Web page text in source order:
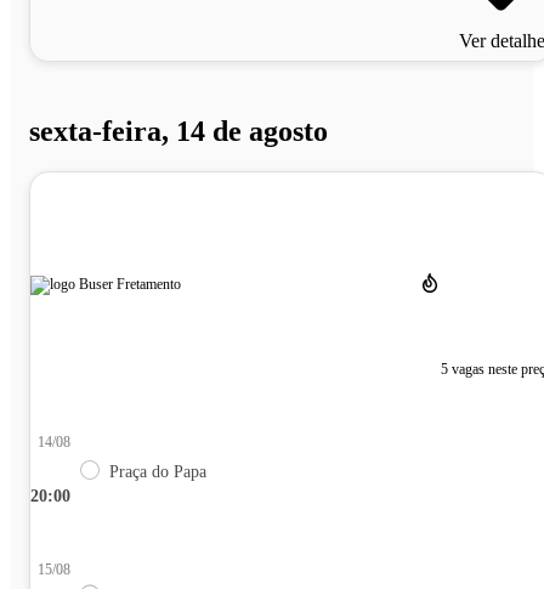
Ver
sexta-feira, 14 de agosto
5 vagas neste
20:00
14/08
Praça do Papa
15/08